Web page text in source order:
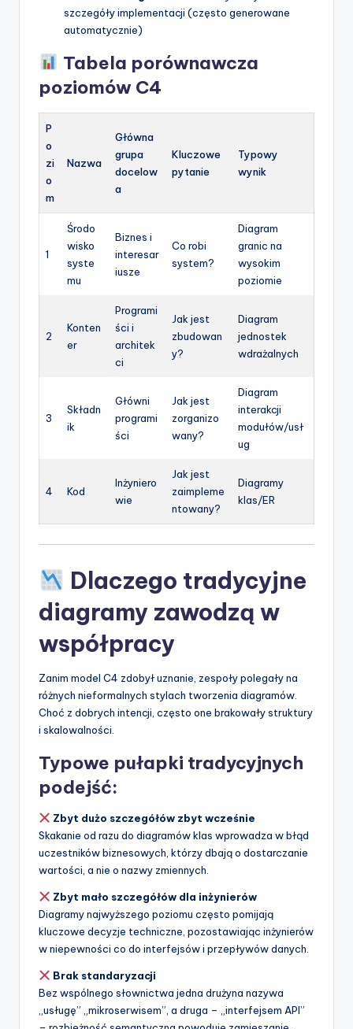
szczegóły implementacji (często generowane
automatycznie)
Tabela porównawcza
poziomów C4
P
o
zi
o
m
Nazwa
Główna
grupa
docelow
a
Kluczowe
pytanie
Typowy
wynik
1
Środo
wisko
syste
mu
Biznes i
interesar
iusze
Co robi
system?
Diagram
granic na
wysokim
poziomie
2
Konten
er
Programi
ści i
architek
ci
Jak jest
zbudowan
y?
Diagram
jednostek
wdrażalnych
3
Składn
ik
Główni
programi
ści
Jak jest
zorganizo
wany?
Diagram
interakcji
modułów/usł
ug
4 Kod
Inżyniero
wie
Jak jest
zaimpleme
ntowany?
Diagramy
klas/ER
Dlaczego tradycyjne
diagramy zawodzą w
współpracy
Zanim model C4 zdobył uznanie, zespoły polegały na
różnych nieformalnych stylach tworzenia diagramów.
Choć z dobrych intencji, często one brakowały struktury
i skalowalności.
Typowe pułapki tradycyjnych
podejść:
Zbyt dużo szczegółów zbyt wcześnie
Skakanie od razu do diagramów klas wprowadza w błąd
uczestników biznesowych, którzy dbają o dostarczanie
wartości, a nie o nazwy zmiennych.
Zbyt mało szczegółów dla inżynierów
Diagramy najwyższego poziomu często pomijają
kluczowe decyzje techniczne, pozostawiając inżynierów
w niepewności co do interfejsów i przepływów danych.
Brak standaryzacji
Bez wspólnego słownictwa jedna drużyna nazywa
„usługę” „mikroserwisem”, a druga – „interfejsem API”